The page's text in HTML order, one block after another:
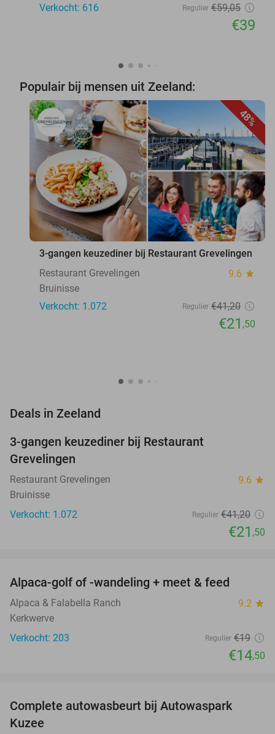
Verkocht: 616 Regulier €59,05
€39
Populair bij mensen uit Zeeland:
48%
favorite_border
3-gangen keuzediner bij Restaurant Grevelingen
Restaurant Grevelingen
9.6 star
Bruinisse
Verkocht: 1.072
Regulier €41,20
€21 ,50
Deals in Zeeland
3-gangen keuzediner bij Restaurant
Grevelingen
Restaurant Grevelingen 9.6 star
Bruinisse
Verkocht: 1.072
Regulier €41,20
€21 ,50
Alpaca-golf of -wandeling + meet & feed
Alpaca & Falabella Ranch 9.2 star
Kerkwerve
Verkocht: 203
Regulier €19
€14,50
Complete autowasbeurt bij Autowaspark
Kuzee